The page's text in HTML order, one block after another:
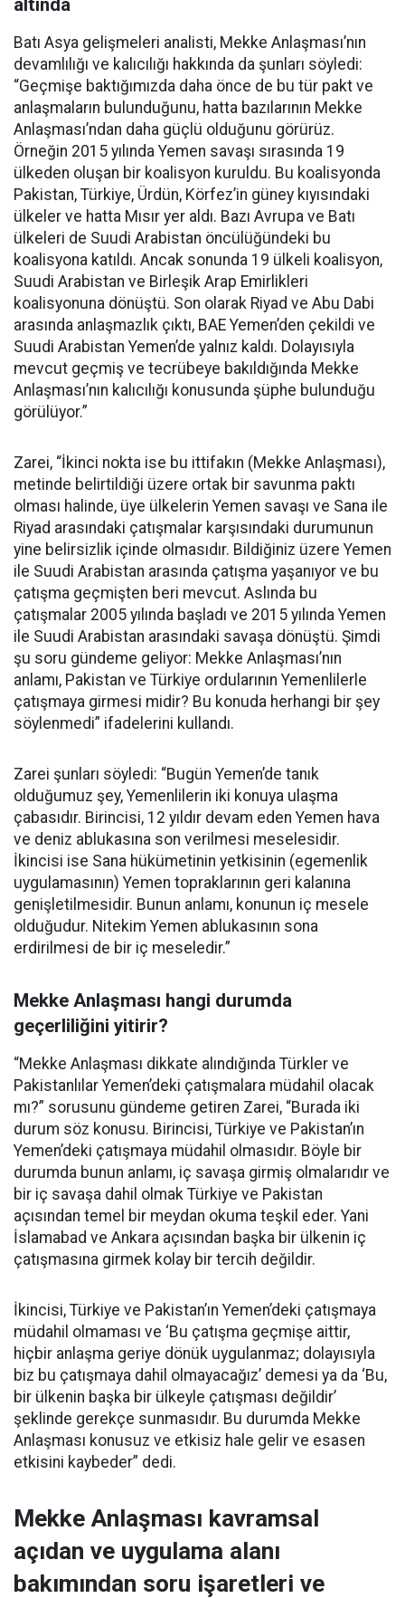
altında
Batı Asya gelişmeleri analisti, Mekke Anlaşması’nın
devamlılığı ve kalıcılığı hakkında da şunları söyledi:
“Geçmişe baktığımızda daha önce de bu tür pakt ve
anlaşmaların bulunduğunu, hatta bazılarının Mekke
Anlaşması’ndan daha güçlü olduğunu görürüz.
Örneğin 2015 yılında Yemen savaşı sırasında 19
ülkeden oluşan bir koalisyon kuruldu. Bu koalisyonda
Pakistan, Türkiye, Ürdün, Körfez’in güney kıyısındaki
ülkeler ve hatta Mısır yer aldı. Bazı Avrupa ve Batı
ülkeleri de Suudi Arabistan öncülüğündeki bu
koalisyona katıldı. Ancak sonunda 19 ülkeli koalisyon,
Suudi Arabistan ve Birleşik Arap Emirlikleri
koalisyonuna dönüştü. Son olarak Riyad ve Abu Dabi
arasında anlaşmazlık çıktı, BAE Yemen’den çekildi ve
Suudi Arabistan Yemen’de yalnız kaldı. Dolayısıyla
mevcut geçmiş ve tecrübeye bakıldığında Mekke
Anlaşması’nın kalıcılığı konusunda şüphe bulunduğu
görülüyor.”
Zarei, “İkinci nokta ise bu ittifakın (Mekke Anlaşması),
metinde belirtildiği üzere ortak bir savunma paktı
olması halinde, üye ülkelerin Yemen savaşı ve Sana ile
Riyad arasındaki çatışmalar karşısındaki durumunun
yine belirsizlik içinde olmasıdır. Bildiğiniz üzere Yemen
ile Suudi Arabistan arasında çatışma yaşanıyor ve bu
çatışma geçmişten beri mevcut. Aslında bu
çatışmalar 2005 yılında başladı ve 2015 yılında Yemen
ile Suudi Arabistan arasındaki savaşa dönüştü. Şimdi
şu soru gündeme geliyor: Mekke Anlaşması’nın
anlamı, Pakistan ve Türkiye ordularının Yemenlilerle
çatışmaya girmesi midir? Bu konuda herhangi bir şey
söylenmedi” ifadelerini kullandı.
Zarei şunları söyledi: “Bugün Yemen’de tanık
olduğumuz şey, Yemenlilerin iki konuya ulaşma
çabasıdır. Birincisi, 12 yıldır devam eden Yemen hava
ve deniz ablukasına son verilmesi meselesidir.
İkincisi ise Sana hükümetinin yetkisinin (egemenlik
uygulamasının) Yemen topraklarının geri kalanına
genişletilmesidir. Bunun anlamı, konunun iç mesele
olduğudur. Nitekim Yemen ablukasının sona
erdirilmesi de bir iç meseledir.”
Mekke Anlaşması hangi durumda
geçerliliğini yitirir?
“Mekke Anlaşması dikkate alındığında Türkler ve
Pakistanlılar Yemen’deki çatışmalara müdahil olacak
mı?” sorusunu gündeme getiren Zarei, “Burada iki
durum söz konusu. Birincisi, Türkiye ve Pakistan’ın
Yemen’deki çatışmaya müdahil olmasıdır. Böyle bir
durumda bunun anlamı, iç savaşa girmiş olmalarıdır ve
bir iç savaşa dahil olmak Türkiye ve Pakistan
açısından temel bir meydan okuma teşkil eder. Yani
İslamabad ve Ankara açısından başka bir ülkenin iç
çatışmasına girmek kolay bir tercih değildir.
İkincisi, Türkiye ve Pakistan’ın Yemen’deki çatışmaya
müdahil olmaması ve ‘Bu çatışma geçmişe aittir,
hiçbir anlaşma geriye dönük uygulanmaz; dolayısıyla
biz bu çatışmaya dahil olmayacağız’ demesi ya da ‘Bu,
bir ülkenin başka bir ülkeyle çatışması değildir’
şeklinde gerekçe sunmasıdır. Bu durumda Mekke
Anlaşması konusuz ve etkisiz hale gelir ve esasen
etkisini kaybeder” dedi.
Mekke Anlaşması kavramsal
açıdan ve uygulama alanı
bakımından soru işaretleri ve